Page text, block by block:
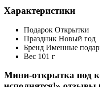
Характеристики
Подарок Открытки
Праздник Новый год
Бренд Именные
Вес 101 г
Мини-открытка под